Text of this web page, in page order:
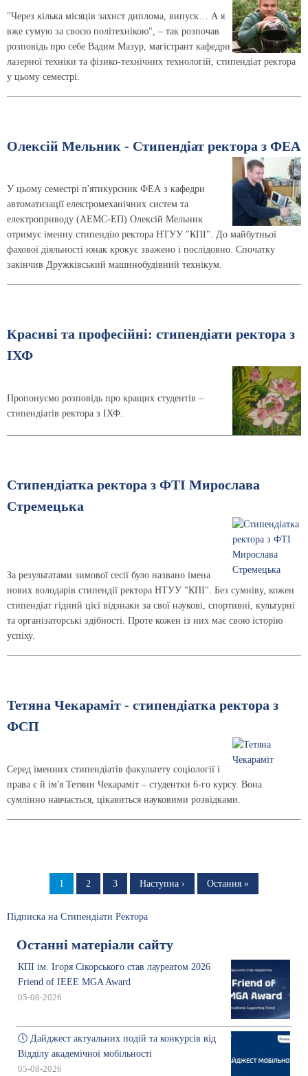
"Через кілька місяців захист диплома, випуск… А я
вже сумую за своєю політехнікою", – так розпочав
розповідь про себе Вадим Мазур, магістрант кафедри
лазерної техніки та фізико-технічних технологій, стипендіат ректора
у цьому семестрі.
Олексій Мельник - Стипендіат ректора з ФЕА
У цьому семестрі п'ятикурсник ФЕА з кафедри
автоматизації електромеханічних систем та
електроприводу (АЕМС-ЕП) Олексій Мельник
отримує іменну стипендію ректора НТУУ "КПІ". До майбутньої
фахової діяльності юнак крокує зважено і послідовно. Спочатку
закінчив Дружківський машинобудівний технікум.
Красиві та професійні: стипендіати ректора з
ІХФ
Пропонуємо розповідь про кращих студентів –
стипендіатів ректора з ІХФ.
Стипендіатка ректора з ФТІ Мирослава
Стремецька
За результатами зимової сесії було названо імена
нових володарів стипендії ректора НТУУ "КПІ". Без сумніву, кожен
стипендіат гідний цієї відзнаки за свої наукові, спортивні, культурні
та організаторські здібності. Проте кожен із них має свою історію
успіху.
Тетяна Чекараміт - стипендіатка ректора з
ФСП
Серед іменних стипендіатів факультету соціології і
права є й ім'я Тетяни Чекараміт – студентки 6-го курсу. Вона
сумлінно навчається, цікавиться науковими розвідками.
Сторінка
1 Сторінка
2 Сторінка
3
Наступна
Наступна ›
Остання
Остання »
Підписка на Стипендіати Ректора
Останні матеріали сайту
КПІ ім. Ігоря Сікорського став лауреатом 2026
Friend of IEEE MGA Award
05-08-2026
🕔 Дайджест актуальних подій та конкурсів від
Відділу академічної мобільності
05-08-2026